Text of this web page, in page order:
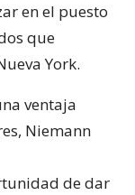
en el puesto
que
York.
ventaja
Niemann
de dar